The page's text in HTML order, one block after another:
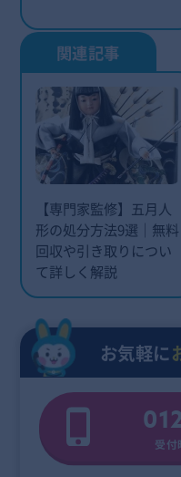
【専門家監修】五月人
形の処分方法9選｜無料
回収や引き取りについ
て詳しく解説
お気軽に
受